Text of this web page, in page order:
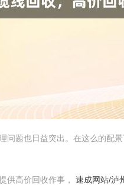
题也日益突出。在这么的配
供高价回收作事， 速成网站/泸